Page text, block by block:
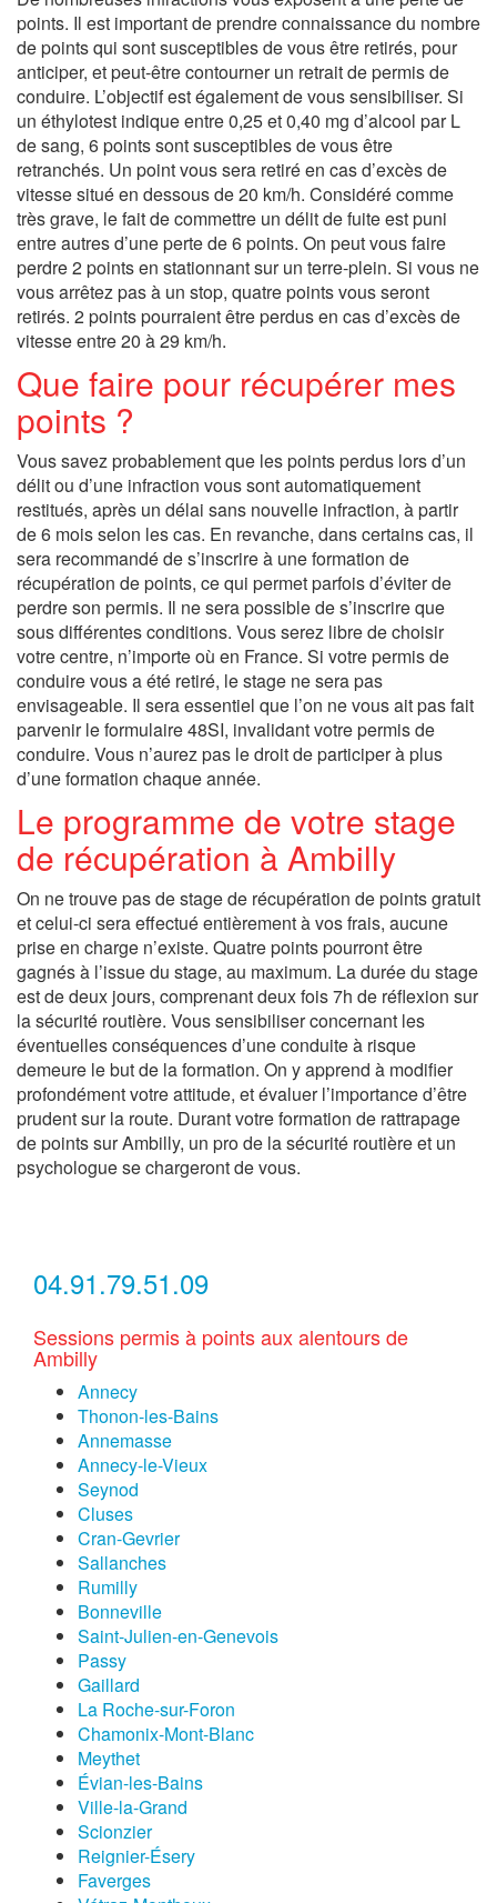
points. Il est important de prendre connaissance du nombre
de points qui sont susceptibles de vous être retirés, pour
anticiper, et peut-être contourner un retrait de permis de
conduire. L’objectif est également de vous sensibiliser. Si
un éthylotest indique entre 0,25 et 0,40 mg d’alcool par L
de sang, 6 points sont susceptibles de vous être
retranchés. Un point vous sera retiré en cas d’excès de
vitesse situé en dessous de 20 km/h. Considéré comme
très grave, le fait de commettre un délit de fuite est puni
entre autres d’une perte de 6 points. On peut vous faire
perdre 2 points en stationnant sur un terre-plein. Si vous ne
vous arrêtez pas à un stop, quatre points vous seront
retirés. 2 points pourraient être perdus en cas d’excès de
vitesse entre 20 à 29 km/h.
Que faire pour récupérer mes
points ?
Vous savez probablement que les points perdus lors d’un
délit ou d’une infraction vous sont automatiquement
restitués, après un délai sans nouvelle infraction, à partir
de 6 mois selon les cas. En revanche, dans certains cas, il
sera recommandé de s’inscrire à une formation de
récupération de points, ce qui permet parfois d’éviter de
perdre son permis. Il ne sera possible de s’inscrire que
sous différentes conditions. Vous serez libre de choisir
votre centre, n’importe où en France. Si votre permis de
conduire vous a été retiré, le stage ne sera pas
envisageable. Il sera essentiel que l’on ne vous ait pas fait
parvenir le formulaire 48SI, invalidant votre permis de
conduire. Vous n’aurez pas le droit de participer à plus
d’une formation chaque année.
Le programme de votre stage
de récupération à Ambilly
On ne trouve pas de stage de récupération de points gratuit
et celui-ci sera effectué entièrement à vos frais, aucune
prise en charge n’existe. Quatre points pourront être
gagnés à l’issue du stage, au maximum. La durée du stage
est de deux jours, comprenant deux fois 7h de réflexion sur
la sécurité routière. Vous sensibiliser concernant les
éventuelles conséquences d’une conduite à risque
demeure le but de la formation. On y apprend à modifier
profondément votre attitude, et évaluer l’importance d’être
prudent sur la route. Durant votre formation de rattrapage
de points sur Ambilly, un pro de la sécurité routière et un
psychologue se chargeront de vous.
04.91.79.51.09
Sessions permis à points aux alentours de
Ambilly
Annecy
Thonon-les-Bains
Annemasse
Annecy-le-Vieux
Seynod
Cluses
Cran-Gevrier
Sallanches
Rumilly
Bonneville
Saint-Julien-en-Genevois
Passy
Gaillard
La Roche-sur-Foron
Chamonix-Mont-Blanc
Meythet
Évian-les-Bains
Ville-la-Grand
Scionzier
Reignier-Ésery
Faverges